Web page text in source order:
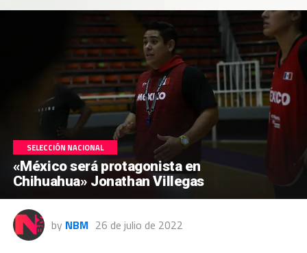
SELECCIÓN NACIONAL
«México será protagonista en
Chihuahua» Jonathan Villegas
by NBM 26 de julio de 2022